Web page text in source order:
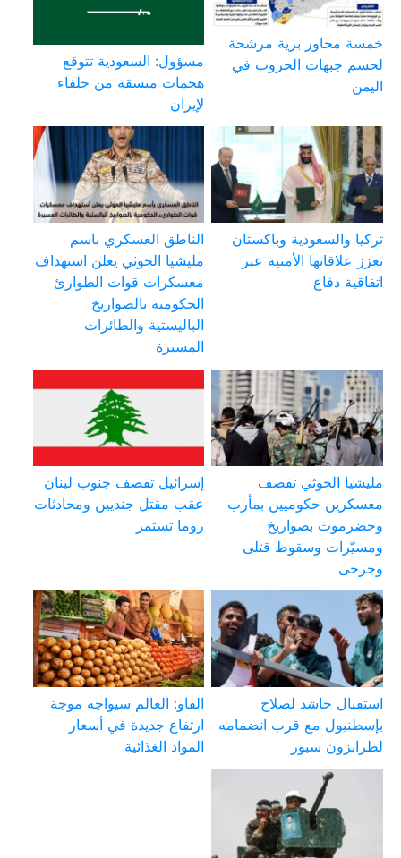
خمسة محاور برية مرشحة
لحسم جبهات الحروب في
اليمن
مسؤول: السعودية تتوقع
هجمات منسقة من حلفاء
لإيران
تركيا والسعودية وباكستان
تعزز علاقاتها الأمنية عبر
اتفاقية دفاع
الناطق العسكري باسم
مليشيا الحوثي يعلن استهداف
معسكرات قوات الطوارئ
الحكومية بالصواريخ
الباليستية والطائرات
المسيرة
مليشيا الحوثي تقصف
معسكرين حكوميين بمأرب
وحضرموت بصواريخ
ومسيّرات وسقوط قتلى
وجرحى
إسرائيل تقصف جنوب لبنان
عقب مقتل جنديين ومحادثات
روما تستمر
استقبال حاشد لصلاح
بإسطنبول مع قرب انضمامه
لطرابزون سبور
الفاو: العالم سيواجه موجة
ارتفاع جديدة في أسعار
المواد الغذائية